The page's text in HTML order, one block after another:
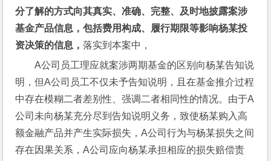
分了解的方式向其真实、准确、完整、及时地披露案涉
基金产品信息，包括费用构成、履行期限等影响杨某投
资决策的信息，落实到本案中，
A公司员工理应就案涉两期基金的区别向杨某告知说
明，但A公司员工不仅未予告知说明，且在基金推介过程
中存在模糊二者差别性、强调二者相同性的情况。由于A
公司未向杨某充分尽到告知说明义务，致使杨某购入高
额金融产品并产生实际损失，A公司行为与杨某损失之间
存在因果关系，A公司应向杨某承担相应的损失赔偿责